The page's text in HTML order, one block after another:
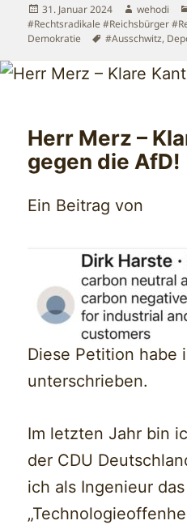
Veröffentlicht
am
31. Januar 2024 Autor
wehodi
#Rechtsradikale #Reichsbürger
Demokratie
Schlagwörter
#Ausschwitz,
Herr Merz –
gegen die AfD!
Ein Beitrag von
Diese Petition habe
unterschrieben.
Im letzten Jahr bin
der CDU
ich als Ingenieur